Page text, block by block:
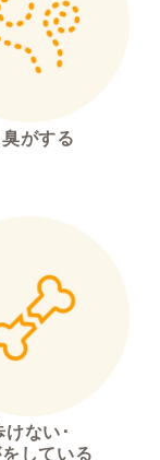
臭がする
けない･
している